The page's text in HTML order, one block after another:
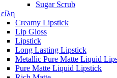
Sugar Scrub
Creamy Lipstick
Lip Gloss
Lipstick
Long Lasting Lipstick
Metallic Pure Matte Liquid
Pure Matte Liquid Lipstick